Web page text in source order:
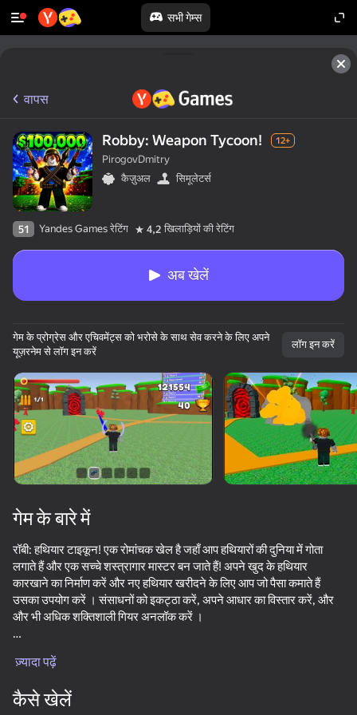
सभी गेम्स
डिवाइस घुमाएँ
यह गेम केवल लैंडस्केप
ओरिएंटेशन का समर्थन करता है
Gun Maker
वापस
Robby: Weapon Tycoon! 12+
PirogovDmitry
कैज़ुअल
सिमूलेटर्स
51 Yandes Games रेटिंग 4,2 खिलाड़ियों की रेटिंग
अब खेलें
गेम के प्रोग्रेस और एचिवमेंट्स को भरोसे के साथ सेव करने के लिए अपने
यूज़रनेम से लॉग इन करें
लॉग इन करें
गेम के बारे में
रॉबी: हथियार टाइकून! एक रोमांचक खेल है जहाँ आप हथियारों की दुनिया में गोता
लगाते हैं और एक सच्चे शस्त्रागार मास्टर बन जाते हैं! अपने खुद के हथियार
कारखाने का निर्माण करें और नए हथियार खरीदने के लिए आप जो पैसा कमाते हैं
उसका उपयोग करें । संसाधनों को इकट्ठा करें, अपने आधार का विस्तार करें, और
और भी अधिक शक्तिशाली गियर अनलॉक करें ।
अपने शस्त्रागार को अपग्रेड करें, नए हथियार प्रकारों की खोज करें, और अपने
ज़्यादा पढ़ें
कैसे खेलें